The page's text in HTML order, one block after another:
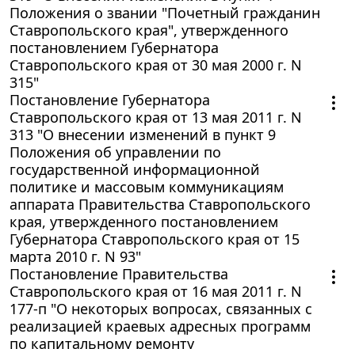
Положения о звании "Почетный гражданин
Ставропольского края", утвержденного
постановлением Губернатора
Ставропольского края от 30 мая 2000 г. N
315"
Постановление Губернатора
Ставропольского края от 13 мая 2011 г. N
313 "О внесении изменений в пункт 9
Положения об управлении по
государственной информационной
политике и массовым коммуникациям
аппарата Правительства Ставропольского
края, утвержденного постановлением
Губернатора Ставропольского края от 15
марта 2010 г. N 93"
Постановление Правительства
Ставропольского края от 16 мая 2011 г. N
177-п "О некоторых вопросах, связанных с
реализацией краевых адресных программ
по капитальному ремонту